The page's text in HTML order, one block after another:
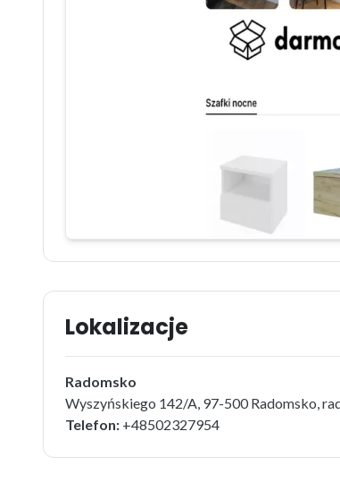
Lokalizacje
Radomsko
Wyszyńskiego 142/A, 97-500 Radomsko,
Telefon: +48502327954